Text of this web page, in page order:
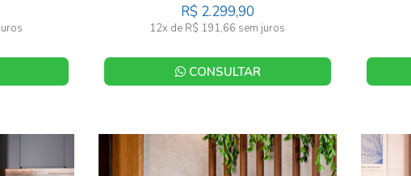
WHITE/GENGIBRE
R$ 2.299,90
12x de R$ 191,66 sem juros
CONSULTAR